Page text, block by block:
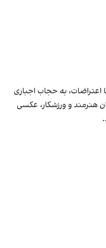
اعتراضات، به حجاب اجباری
هنرمند و ورزشکار، عکسی